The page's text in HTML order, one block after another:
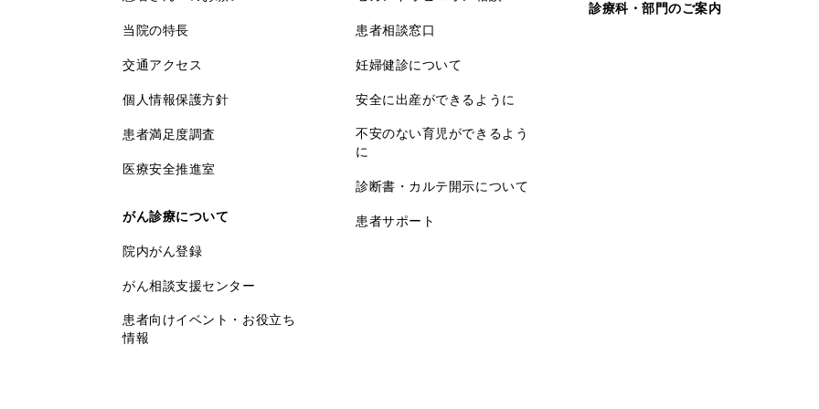
当院の特長
交通アクセス
個人情報保護方針
患者満足度調査
医療安全推進室
がん診療について
院内がん登録
がん相談支援センター
患者向けイベント・お役立ち
情報
患者相談窓口
妊婦健診について
安全に出産ができるように
不安のない育児ができるよう
に
診断書・カルテ開示について
患者サポート
診療科・部門のご案内